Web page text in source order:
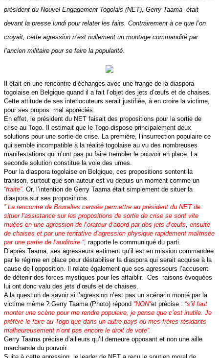
président du Nouvel Engagement Togolais (NET), Gerry Taama était
devant la presse lundi pour relater les faits. Contrairement à ce que l’on
croyait, cette agression n’est nullement un montage commandité par
l’ancien militaire pour se faire la popularité
Il était en une rencontre d’échanges avec une frange de la diaspora
togolaise en Belgique quand il a fait l’objet des jets d’œufs et de chaises.
Cette attitude de ses interlocuteurs serait justifiée, à en croire la victime,
pour ses propos mal appréciés.
En effet, le président du NET faisait des propositions pour la sortie de
crise au Togo. Il estimait que le Togo dispose principalement deux
solutions pour une sortie de crise. La première, l’insurrection populaire ce
qui semble incompatible à la réalité togolaise au vu des nombreuses
manifestations qui n’ont pas pu faire trembler le pouvoir en place. La
seconde solution constitue la voie des urnes.
Pour la diaspora togolaise en Belgique, ces propositions sentent la
trahison, surtout que son auteur est vu depuis un moment comme un
“traite”. Or, l’intention de Gerry Taama était simplement de situer la
diaspora sur ses propositions.
” La rencontre de Bruxelles censée permettre au président du NET de
situer l’assistance sur les propositions de sortie de crise se sont vite
muées en une agression de l’orateur d’abord par des jets d’œufs, ensuite
de chaises et par une tentative d’agression physique rapidement maîtrisée
par une partie de l’auditoire “, rapporte le communiqué du parti.
D’après Taama, ses agresseurs estiment qu’il est en mission commandée
par le régime en place pour déstabiliser la diaspora qui serait acquise à la
cause de l’opposition. Il relate également que ses agresseurs l’accusent
de détenir des forces mystiques pour les affaiblir. Ces raisons évoquées
lui ont donc valu des jets d’œufs et de chaises.
A la question de savoir si l’agression n’est pas un scénario monté par la
victime même ? Gerry Taama (Photo) répond “NON“et précise : “s’il faut
monter une scène pour me rendre populaire, je pense que c’est inutile. Je
préfère le faire au Togo que dans un autre pays où mes frères résidants
malheureusement n’ont pas encore le droit de vote“.
Gerry Taama précise d’ailleurs qu’il demeure opposant et non une aille
marchande du pouvoir.